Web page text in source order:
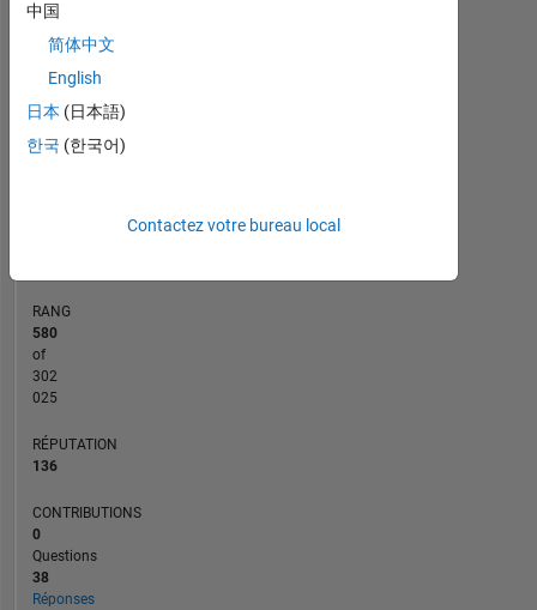
CONTRIBUTIONS
1
2
4
CHRONOLOGIE
RANG
580
of
302
025
RÉPUTATION
136
CONTRIBUTIONS
0
Questions
38
Réponses
中国
简体中文
English
日本 (日本語)
한국 (한국어)
Contactez votre bureau local